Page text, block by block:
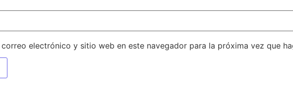
electrónico y sitio web en este navegador para la próxima vez que